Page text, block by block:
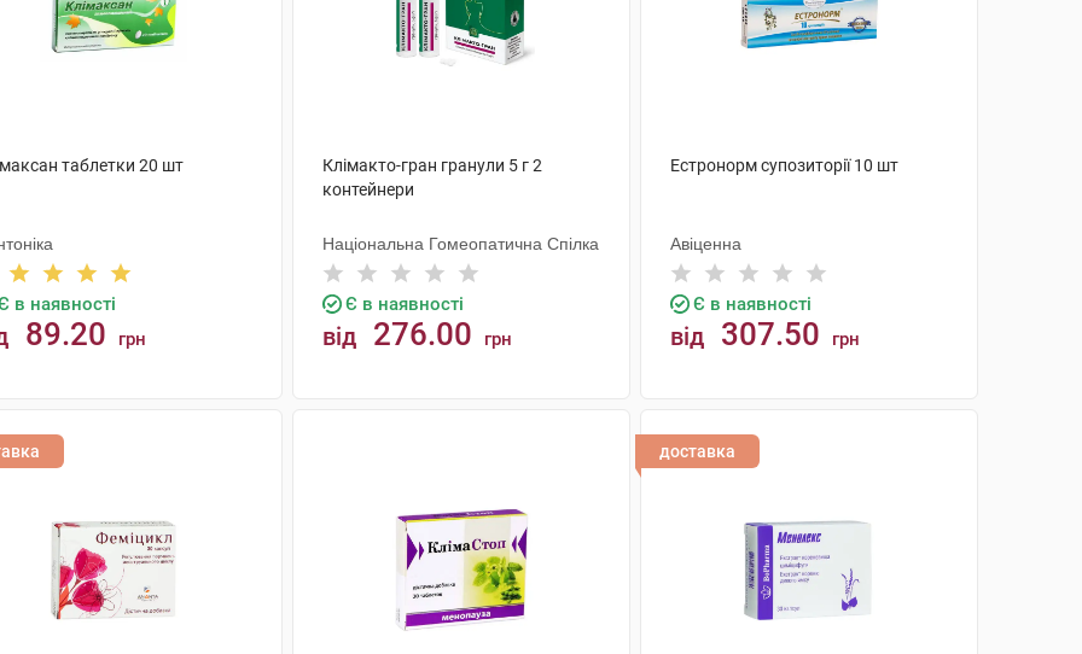
таблетки 20 шт
в наявності
89.20 грн
Клімакто-гран гранули 5 г 2
контейнери
Національна Гомеопатична Спілка
Є в наявності
від 276.00 грн
Естронорм супозиторії 10 шт
Авіценна
Є в наявності
від 307.50 грн
доставка